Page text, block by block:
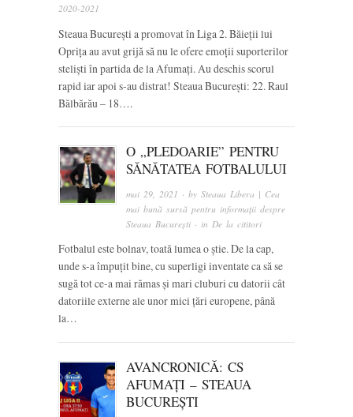
2020-2021
Steaua București a promovat în Liga 2. Băieții lui
Oprița au avut grijă să nu le ofere emoții suporterilor
steliști în partida de la Afumați. Au deschis scorul
rapid iar apoi s-au distrat! Steaua București: 22. Raul
Bălbărău – 18….
O „PLEDOARIE” PENTRU
SĂNĂTATEA FOTBALULUI
mai 29, 2021 · bySteaua Libera | Cea
mai bună sursă pentru informații despre
Steaua București · in De la cititori
Fotbalul este bolnav, toată lumea o știe. De la cap,
unde s-a împuțit bine, cu superligi inventate ca să se
sugă tot ce-a mai rămas și mari cluburi cu datorii cât
datoriile externe ale unor mici țări europene, până
la…
AVANCRONICĂ: CS
AFUMAȚI – STEAUA
BUCUREȘTI